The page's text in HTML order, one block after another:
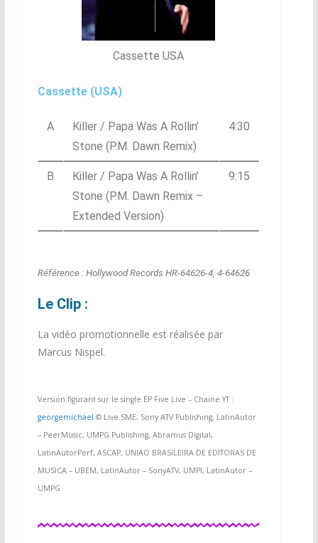
Cassette USA
Cassette (USA)
A
Killer / Papa Was A Rollin’
Stone (P.M. Dawn Remix)
4:30
B
Killer / Papa Was A Rollin’
Stone (P.M. Dawn Remix –
Extended Version)
9:15
Référence : Hollywood Records ‎HR-64626-4, 4-64626
Le Clip :
La vidéo promotionnelle est réalisée par
Marcus Nispel.
Version figurant sur le single EP Five Live – Chaine YT :
georgemichael © Live SME, Sony ATV Publishing, LatinAutor
– PeerMusic, UMPG Publishing, Abramus Digital,
LatinAutorPerf, ASCAP, UNIAO BRASILEIRA DE EDITORAS DE
MUSICA – UBEM, LatinAutor – SonyATV, UMPI, LatinAutor –
UMPG